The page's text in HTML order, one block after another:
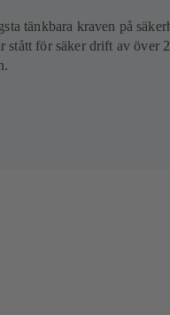
tänkbara kraven på
stått för säker drift av över